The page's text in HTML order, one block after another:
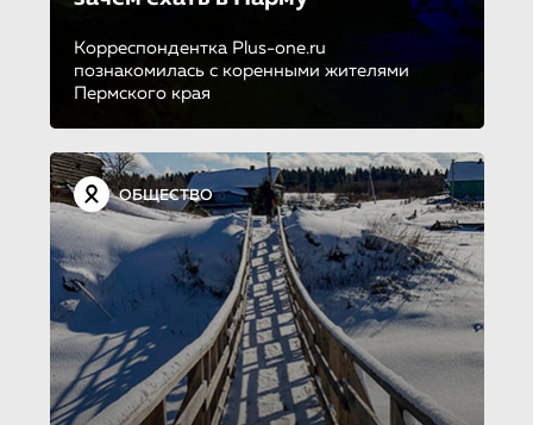
Корреспондентка Plus-one.ru
познакомилась с коренными жителями
Пермского края
ОБЩЕСТВО